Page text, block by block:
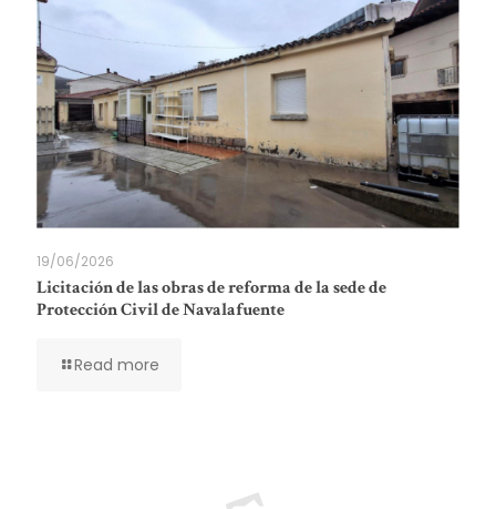
19/06/2026
Licitación de las obras de reforma de la sede de
Protección Civil de Navalafuente
Read more